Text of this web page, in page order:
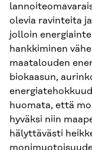
olevia ravinteita
jolloin
hankkiminen
maatalouden
biokaasun,
huomata, että
hyväksi niin
hälyttävästi